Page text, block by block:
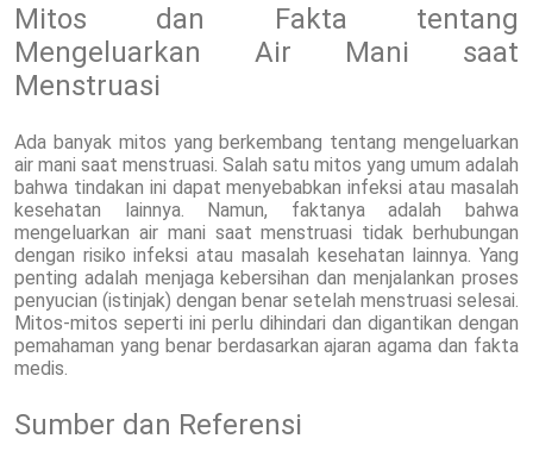
Mitos dan Fakta tentang
Mengeluarkan Air Mani saat
Menstruasi
Ada banyak mitos yang berkembang tentang mengeluarkan
air mani saat menstruasi. Salah satu mitos yang umum adalah
bahwa tindakan ini dapat menyebabkan infeksi atau masalah
kesehatan lainnya. Namun, faktanya adalah bahwa
mengeluarkan air mani saat menstruasi tidak berhubungan
dengan risiko infeksi atau masalah kesehatan lainnya. Yang
penting adalah menjaga kebersihan dan menjalankan proses
penyucian (istinjak) dengan benar setelah menstruasi selesai.
Mitos-mitos seperti ini perlu dihindari dan digantikan dengan
pemahaman yang benar berdasarkan ajaran agama dan fakta
medis.
Sumber dan Referensi